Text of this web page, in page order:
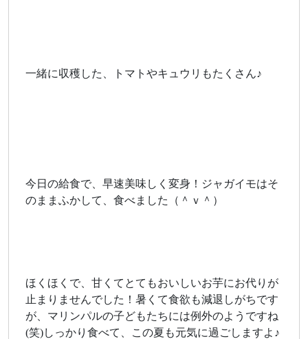
一緒に収穫した、トマトやキュウリもたくさん♪
今日の給食で、早速美味しく変身！ジャガイモはそ
のままふかして、食べました（＾ｖ＾）
ほくほくで、甘くてとてもおいしいお芋にお代りが
止まりませんでした！暑くて食欲も減退しがちです
が、マリンパルの子どもたちには例外のようですね
(笑)しっかり食べて、この夏も元気に過ごしますよ♪